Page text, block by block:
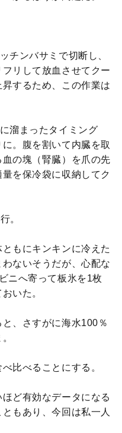
チンバサミで切断し、
リして放血させてクー
するため、この作業は
溜まったタイミング
。腹を割いて内臓を取
の塊（腎臓）を爪の先
を保冷袋に収納してク
。
もにキンキンに冷えた
ないそうだが、心配な
ニへ寄って板氷を1枚
いた。
、さすがに海水100％
比べることにする。
ど有効なデータになる
もあり、今回は私一人